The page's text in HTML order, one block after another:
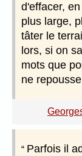
d'effacer,
plus large,
tâter le
lors, si on
mots que
ne
Parfois il